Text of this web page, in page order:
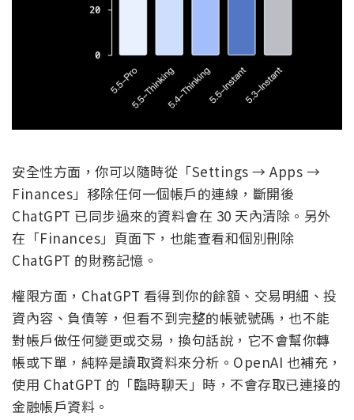
安全性方面，你可以隨時從「Settings → Apps →
Finances」移除任何一個帳戶的連線，斷開後
ChatGPT 已同步過來的資料會在 30 天內清除。另外
在「Finances」頁面下，也能查看和個別刪除
ChatGPT 的財務記憶。
權限方面，ChatGPT 看得到你的餘額、交易明細、投
資內容、負債等，但看不到完整的帳號號碼，也不能
對帳戶做任何變更或交易，換句話說，它不會幫你轉
帳或下單，純粹是讀取資料來分析。OpenAI 也補充，
使用 ChatGPT 的「臨時聊天」時，不會存取已連接的
金融帳戶資料。